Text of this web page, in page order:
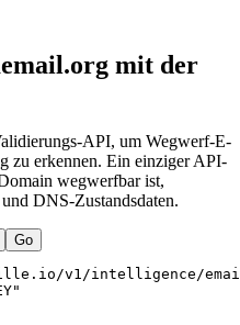
mit der
API, um Wegwerf-E-
zu erkennen. Ein einziger API-
wegwerfbar ist,
DNS-Zustandsdaten.
Go
v1/intelligence/